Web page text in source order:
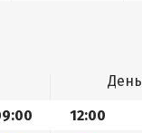
День
12:00